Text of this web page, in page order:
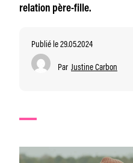
relation père-fille.
Publié le 29.05.2024
Par Justine Carbon